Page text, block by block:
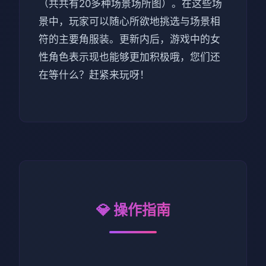
（共共有20多种场景场所图）。在这些场
景中，玩家可以随心所欲地挑选与场景相
符的主要角服装。更新内后，游戏中的女
性角色表示现也能够更加积极哦，您们还
在等什么？赶紧来玩呀！
💎 操作指南